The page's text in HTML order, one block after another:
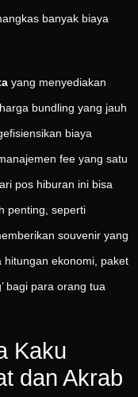
banyak biaya
yang menyediakan
bundling yang jauh
biaya
fee yang satu
pos hiburan ini bisa
penting, seperti
souvenir yang
hitungan ekonomi, paket
bagi para orang tua
Kaku
dan Akrab